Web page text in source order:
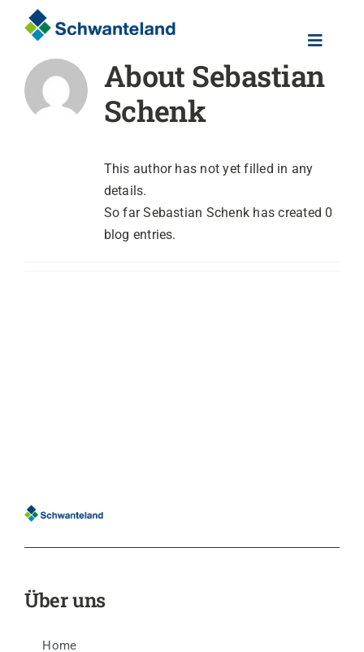
Toggle
Home About Sebastian
Schenk
This author has not yet filled in any
details.
So far Sebastian Schenk has created 0
blog entries.
Über uns
Home